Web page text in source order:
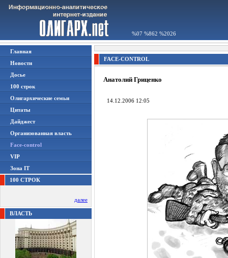
%07 %862 %2026
Главная
Новости
Досье
100 строк
Олигархические семьи
Цитаты
Дайджест
Организованная власть
Face-control
VIP
Зона IT
100 СТРОК
далее
ВЛАСТЬ
FACE-CONTROL
Анатолий Гриценко
14.12.2006 12:05